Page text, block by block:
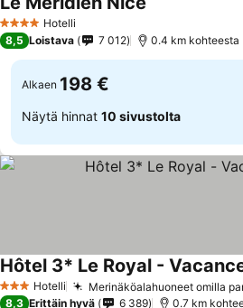
4 Tähtiluokitus
Hotelli
8,5 Loistava 7 012 0.4 km kohteesta
Alkaen 198 €
Näytä hinnat 10 sivustolta
3 Tähtiluokitus
Hotelli Merinäköalahuoneet omilla
Hôtel 3* Le Royal -
8,3 Erittäin hyvä 6 389 0.7 km